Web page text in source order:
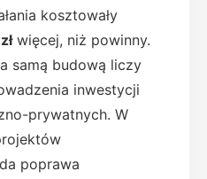
kosztowały
więcej, niż powinny.
samą budową liczy
inwestycji
prywatnych. W
poprawa